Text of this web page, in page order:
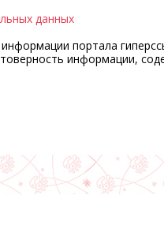
данных
портала
информации,